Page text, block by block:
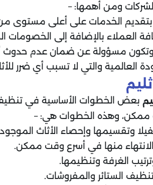
ومن أهمها: –
الخدمات على أعلى مستوى من
العملاء بالإضافة إلى الخصومات
وتكون مسؤولة عن ضمان عدم حدوث
العالمية والتي لا تسبب أي ضرر
بعض الخطوات الأساسية في
ممكن، وهذه الخطوات هي: –
وتقسيمها وإحصاء الأثاث
منها في أسرع وقت ممكن.
الغرفة وتنظيمها.
الستائر والمفروشات.